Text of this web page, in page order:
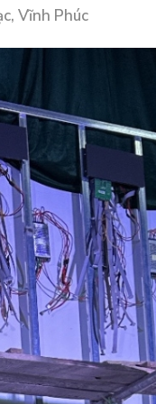
Vĩnh Phúc